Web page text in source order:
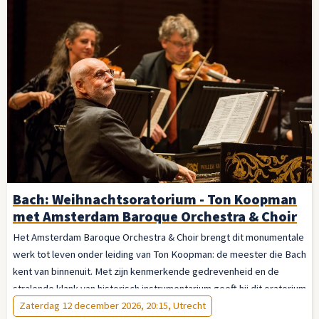
Bach: Weihnachtsoratorium - Ton Koopman
met Amsterdam Baroque Orchestra & Choir
Het Amsterdam Baroque Orchestra & Choir brengt dit monumentale
werk tot leven onder leiding van Ton Koopman: de meester die Bach
kent van binnenuit. Met zijn kenmerkende gedrevenheid en de
stralende klank van historisch instrumentarium geeft hij dit oratorium
de vanzelfsprekendheid van iets eeuwigs. Laat u meevoeren — van
Zaterdag 12 december 2026, 20:15, Utrecht